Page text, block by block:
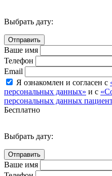
Выбрать дату:
Ваше имя
Телефон
Email
Я ознакомлен и согласен с
персональных данных» и с
персональных данных
Бесплатно
Выбрать дату:
Ваше имя